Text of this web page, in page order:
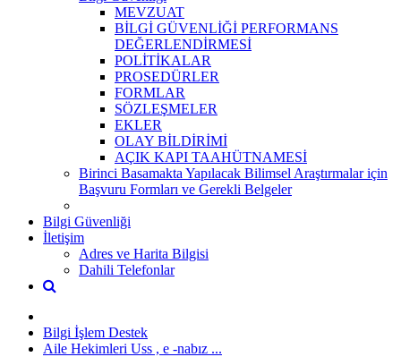
MEVZUAT
BİLGİ GÜVENLİĞİ PERFORMANS
DEĞERLENDİRMESİ
POLİTİKALAR
PROSEDÜRLER
FORMLAR
SÖZLEŞMELER
EKLER
OLAY BİLDİRİMİ
AÇIK KAPI TAAHÜTNAMESİ
Birinci Basamakta Yapılacak Bilimsel Araştırmalar için
Başvuru Formları ve Gerekli Belgeler
Bilgi Güvenliği
İletişim
Adres ve Harita Bilgisi
Dahili Telefonlar
Bilgi İşlem Destek
Aile Hekimleri Uss , e -nabız ...